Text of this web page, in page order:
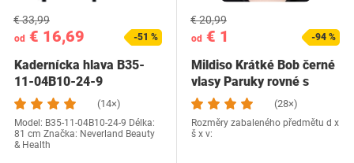
od € 16,69
€ 33,99
-51 %
Kadernícka hlava B35-
11-04B10-24-9
(14×)
Model: B35-11-04B10-24-9 Délka:
81 cm Značka: ‎Neverland Beauty
& Health
od € 1
€ 20,99
-94 %
Mildiso Krátké Bob černé
vlasy Paruky rovné s
plochou…
(28×)
Rozměry zabaleného předmětu d x
š x v: